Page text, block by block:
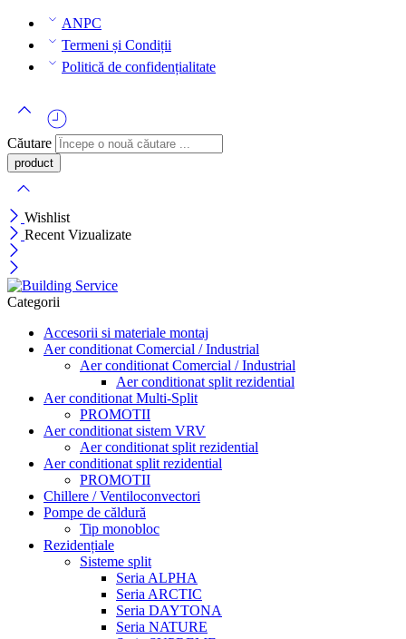
ANPC
Termeni și Condiții
Politică de confidențialitate
Căutare
Wishlist
Recent Vizualizate
Categorii
Accesorii si materiale montaj
Aer conditionat Comercial / Industrial
Aer conditionat Comercial / Industrial
Aer conditionat split rezidential
Aer conditionat Multi-Split
PROMOTII
Aer conditionat sistem VRV
Aer conditionat split rezidential
Aer conditionat split rezidential
PROMOTII
Chillere / Ventiloconvectori
Pompe de căldură
Tip monobloc
Rezidențiale
Sisteme split
Seria ALPHA
Seria ARCTIC
Seria DAYTONA
Seria NATURE